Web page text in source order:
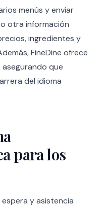
menús y enviar
otra información
ingredientes y
FineDine ofrece
que
del idioma
para los
y asistencia